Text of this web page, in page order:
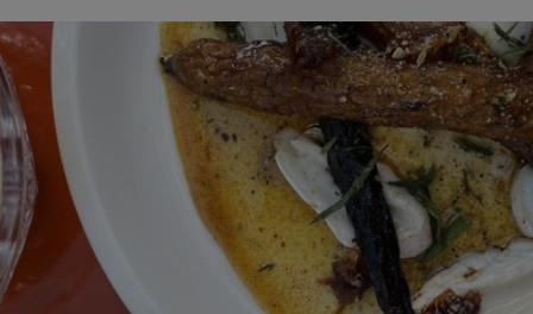
Volta tn 1a/1, Tallinn
01.01–31.12
K – N 17:00–22:00
R 17:00–23:00
L 12:00–23:00
Loe lähemalt
Restoranid, Korea
hi@saduresto.ee
+372 5887 3324